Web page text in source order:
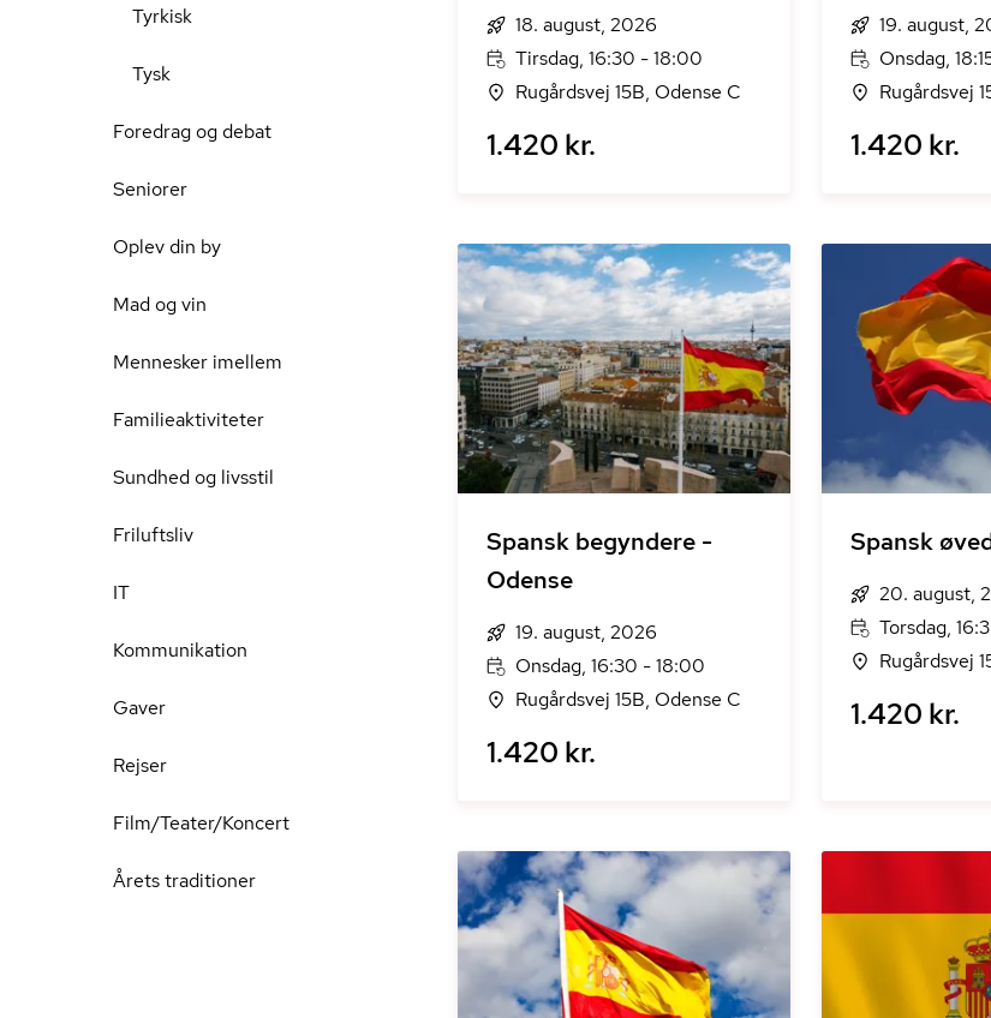
Tyrkisk
Tysk
Foredrag og debat
Seniorer
Oplev din by
Mad og vin
Mennesker imellem
Familieaktiviteter
Sundhed og livsstil
Friluftsliv
IT
Kommunikation
Gaver
Rejser
Film/Teater/Koncert
Årets traditioner
18. august, 2026
Tirsdag, 16:30 - 18:00
Rugårdsvej 15B, Odense C
1.420 kr.
19. august,
Onsdag,
Rugårdsvej
1.420 kr.
Spansk begyndere -
Odense
19. august, 2026
Onsdag, 16:30 - 18:00
Rugårdsvej 15B, Odense C
1.420 kr.
Spansk
20. august,
Torsdag,
Rugårdsvej
1.420 kr.